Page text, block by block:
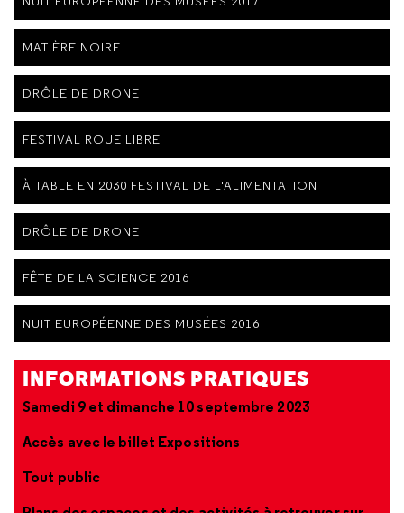
MATIÈRE NOIRE
DRÔLE DE DRONE
FESTIVAL ROUE LIBRE
À TABLE EN 2030 FESTIVAL DE L'ALIMENTATION
DRÔLE DE DRONE
FÊTE DE LA SCIENCE 2016
NUIT EUROPÉENNE DES MUSÉES 2016
INFORMATIONS PRATIQUES
Samedi 9 et dimanche 10 septembre 2023
Accès avec le billet Expositions
Tout public